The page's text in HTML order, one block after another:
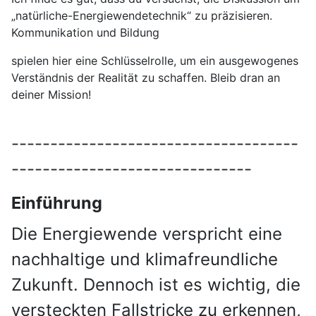
„natürliche-Energiewendetechnik“ zu präzisieren.
Kommunikation und Bildung
spielen hier eine Schlüsselrolle, um ein ausgewogenes
Verständnis der Realität zu schaffen. Bleib dran an
deiner Mission!
-------------------------------------
-------------------------------
Einführung
Die Energiewende verspricht eine
nachhaltige und klimafreundliche
Zukunft. Dennoch ist es wichtig, die
versteckten Fallstricke zu erkennen,